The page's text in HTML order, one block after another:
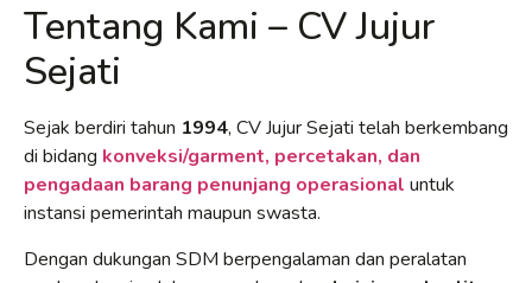
Tentang Kami – CV Jujur
Sejati
Sejak berdiri tahun 1994, CV Jujur Sejati telah berkembang
di bidang konveksi/garment, percetakan, dan
pengadaan barang penunjang operasional untuk
instansi pemerintah maupun swasta.
Dengan dukungan SDM berpengalaman dan peralatan